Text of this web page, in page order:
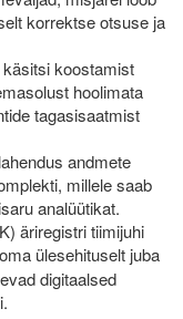
korrektse otsuse ja
koostamist
hoolimata
tagasisaatmist
andmete
millele saab
analüütikat.
äriregistri tiimijuhi
ülesehituselt juba
digitaalsed